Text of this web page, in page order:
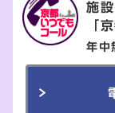
施
「
年